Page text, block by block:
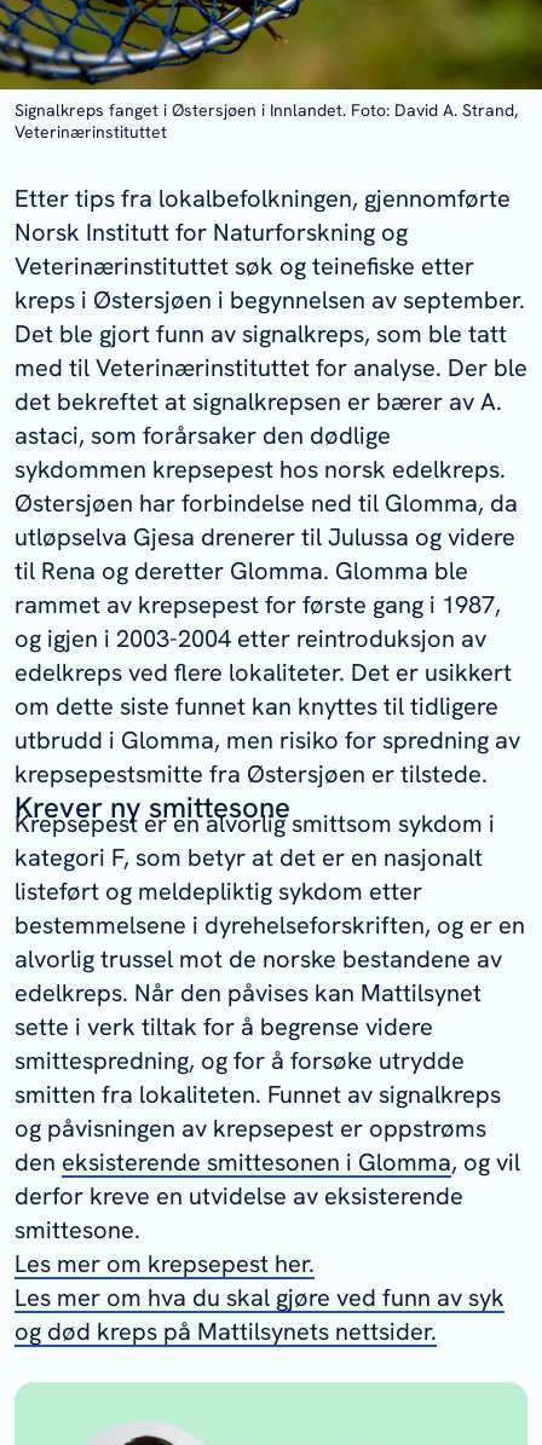
Signalkreps fanget i Østersjøen i Innlandet. Foto: David A. Strand,
Veterinærinstituttet
Etter tips fra lokalbefolkningen, gjennomførte
Norsk Institutt for Naturforskning og
Veterinærinstituttet søk og teinefiske etter
kreps i Østersjøen i begynnelsen av september.
Det ble gjort funn av signalkreps, som ble tatt
med til Veterinærinstituttet for analyse. Der ble
det bekreftet at signalkrepsen er bærer avA.
astaci, som forårsaker den dødlige
sykdommen krepsepest hos norsk edelkreps.
Østersjøen har forbindelse ned til Glomma, da
utløpselva Gjesa drenerer til Julussa og videre
til Rena og deretter Glomma. Glomma ble
rammet av krepsepest for første gang i 1987,
og igjen i 2003-2004 etter reintroduksjon av
edelkreps ved flere lokaliteter. Det er usikkert
om dette siste funnet kan knyttes til tidligere
utbrudd i Glomma, men risiko for spredning av
krepsepestsmitte fra Østersjøen er tilstede.
Krever ny smittesone
Krepsepest er en alvorlig smittsom sykdom i
kategori F, som betyr at det er en nasjonalt
listeført og meldepliktig sykdom etter
bestemmelsene i dyrehelseforskriften, og er en
alvorlig trussel mot de norske bestandene av
edelkreps. Når den påvises kan Mattilsynet
sette i verk tiltak for å begrense videre
smittespredning, og for å forsøke utrydde
smitten fra lokaliteten. Funnet av signalkreps
og påvisningen av krepsepest er oppstrøms
den eksisterende smittesonen i Glomma, og vil
derfor kreve en utvidelse av eksisterende
smittesone.
Les mer om krepsepest her.
Les mer om hva du skal gjøre ved funn av syk
og død kreps på Mattilsynets nettsider.